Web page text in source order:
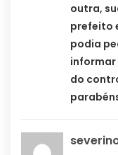
outra,
prefeito
podia
informar
do